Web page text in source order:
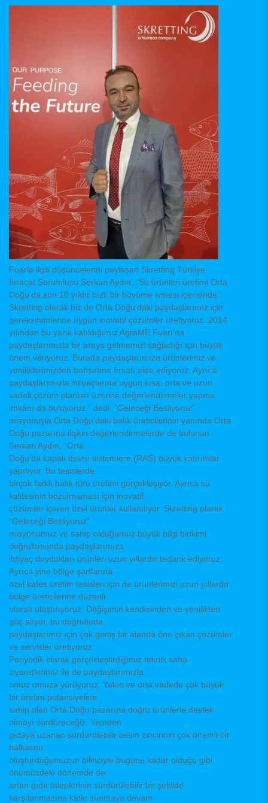
Fuarla ilgili düşüncelerini paylaşan Skretting Türkiye
İhracat Sorumlusu Serkan Aydın, “Su ürünleri üretimi Orta
Doğu’da son 10 yıldır hızlı bir büyüme ivmesi içerisinde.
Skretting olarak biz de Orta Doğu’daki paydaşlarımız için
gereksinimlerine uygun inovatif çözümler üretiyoruz. 2014
yılından bu yana katıldığımız AgraME Fuarı’na
paydaşlarımızla bir araya gelmemizi sağladığı için büyük
önem veriyoruz. Burada paydaşlarımıza ürünlerimiz ve
yeniliklerimizden bahsetme fırsatı elde ediyoruz. Ayrıca
paydaşlarımızla ihtiyaçlarına uygun kısa, orta ve uzun
vadeli çözüm planları üzerine değerlendirmeler yapma
imkânı da buluyoruz.” dedi. “Geleceği Besliyoruz”
misyonuyla Orta Doğu’daki balık üreticilerinin yanında Orta
Doğu pazarına ilişkin değerlendirmelerde de bulunan
Serkan Aydın, “Orta
Doğu’da kapalı devre sistemlere (RAS) büyük yatırımlar
yapılıyor. Bu tesislerde
birçok farklı balık türü üretimi gerçekleşiyor. Ayrıca su
kalitesinin bozulmaması için inovatif
çözümler içeren özel ürünler kullanılıyor. Skretting olarak
“Geleceği Besliyoruz”
misyonumuz ve sahip olduğumuz büyük bilgi birikimi
doğrultusunda paydaşlarımıza
ihtiyaç duydukları ürünleri uzun yıllardır tedarik ediyoruz.
Ayrıca yine bölge şartlarına
özel kafes üretim tesisleri için de ürünlerimizi uzun yıllardır
bölge üreticilerine düzenli
olarak ulaştırıyoruz. Değişimin kendisinden ve yenilikten
güç alıyor, bu doğrultuda
paydaşlarımız için çok geniş bir alanda öne çıkan çözümler
ve servisler üretiyoruz.
Periyodik olarak gerçekleştirdiğimiz teknik saha
ziyaretlerimiz ile de paydaşlarımızla
omuz omuza yürüyoruz. Yakın ve orta vadede çok büyük
bir üretim potansiyeline
sahip olan Orta Doğu pazarına doğru ürünlerle destek
olmayı sürdüreceğiz. Yemden
gıdaya uzanan sürdürülebilir besin zincirinin çok önemli bir
halkasını
oluşturduğumuzun bilinciyle bugüne kadar olduğu gibi
önümüzdeki dönemde de
artan gıda taleplerinin sürdürülebilir bir şekilde
karşılanmasına katkı sunmaya devam